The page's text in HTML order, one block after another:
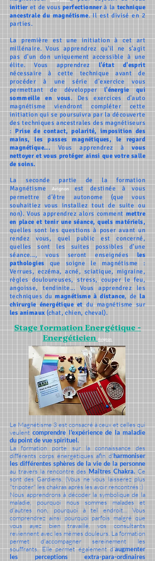
initier et de vousperfectionner à la technique
ancestrale du magnétisme. Il est divisé en 2
parties.
La première est une initiation à cet art
millénaire. Vous apprendrez qu'il ne s'agit
pas d'un don uniquement accessible à une
élite. Vous apprendrez l'état d'esprit
nécessaire à cette technique avant de
procéder à une série d'exercice vous
permettant de développerl'énergie qui
sommeille en vous. Des exercices d'auto
magnétisme viendront compléter cette
initiation qui se poursuivra par la découverte
des techniques ancestrales des magnétiseurs
: Prise de contact, polarité, imposition des
mains, les passes magnétiques, le regard
magnétique... Vous apprendrez à vous
nettoyer et vous protéger ainsi que votre salle
de soins.
La seconde partie de la formation
Magnétisme
Avignon est destinée à vous
permettre d'être autonome
(que vous
souhaitiez vous installez tout de suite ou
non). Vous apprendrez alors comment mettre
en place et tenir une séance, quels matériels,
quelles sont les questions à poser avant un
rendez vous, quel public est concerné,
quelles sont les suites possibles d'une
séance..., vous seront enseignées les
pathologies que soigne le magnétisme :
Verrues, eczéma, acné, sciatique, migraine,
règles douloureuses,stress, couper le feu,
angoisse, tendinite... Vous apprendrez les
techniques dumagnétisme à distance, dela
chirurgie énergétique etdu magnétisme sur
les animaux(chat, chien, cheval).
Stage formation Energétique -
EnergéticienAvignon
Le Magnétisme 3 est consacré à ceux et celles qui
veulentcomprendre l'expérience de la maladie
du point de vue spirituel.
La formation porte sur la connaissance des
différents corps énergétiques afin d'harmoniser
les différentes sphères de la vie de la personne
au travers la rencontre des Maîtres Chakra. Ce
sont des Gardiens. (Vous ne vous laisserez plus
"tripoter" les chakras après les avoir rencontrés :)
Nous apprendrons à décoder la symbolique de la
maladie, pourquoi nous sommes malades et
d'autres non, pourquoi à tel endroit... Vous
comprendrez ainsi pourquoi parfois malgré que
vous ayez bien travaillé, vos consultants
reviennent avec les mêmes douleurs. La formation
permet d'accompagner sereinement les
souffrants. Elle permet également d'augmenter
les perceptions extra-para-ordinaires